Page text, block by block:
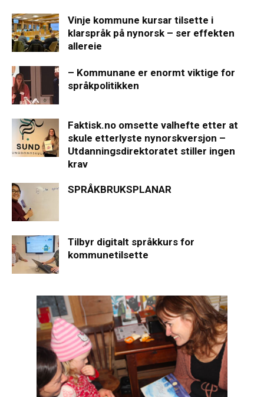
Vinje kommune kursar tilsette i
klarspråk på nynorsk – ser effekten
allereie
– Kommunane er enormt viktige for
språkpolitikken
Faktisk.no omsette valhefte etter at
skule etterlyste nynorskversjon –
Utdanningsdirektoratet stiller ingen
krav
SPRÅKBRUKSPLANAR
Tilbyr digitalt språkkurs for
kommunetilsette